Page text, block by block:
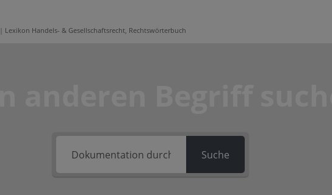
Lexikon Handels- & Gesellschaftsrecht, Rechtswörterbuch
Suche